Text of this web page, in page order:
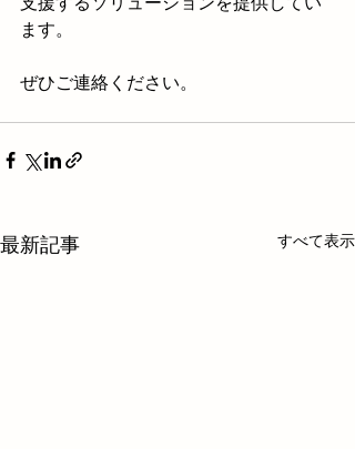
ます。
ぜひご連絡ください。
最新記事 すべて表示